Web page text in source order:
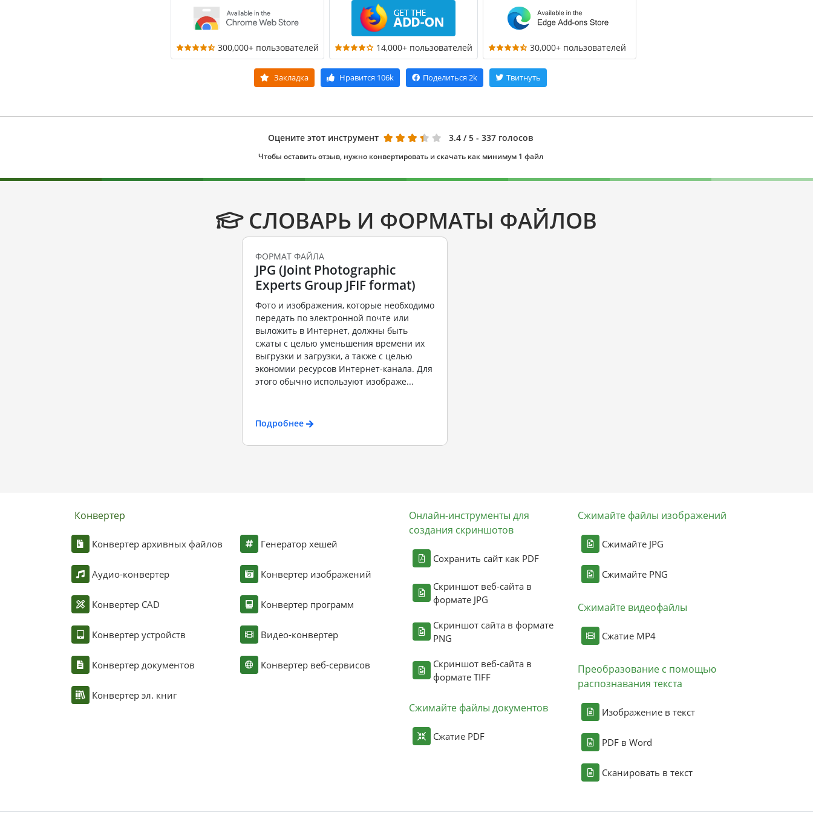
300,000+ пользователей 14,000+ пользователей 30,000+ пользователей
Закладка Нравится 106k Поделиться 2k Твитнуть
Оцените этот инструмент 3.4 / 5 - 337 голосов
Чтобы оставить отзыв, нужно конвертировать и скачать как минимум 1 файл
СЛОВАРЬ И ФОРМАТЫ ФАЙЛОВ
ФОРМАТ ФАЙЛА
JPG (Joint Photographic
Experts Group JFIF format)
Фото и изображения, которые необходимо
передать по электронной почте или
выложить в Интернет, должны быть
сжаты с целью уменьшения времени их
выгрузки и загрузки, а также с целью
экономии ресурсов Интернет-канала. Для
этого обычно используют изображе...
Подробнее
Конвертер
Конвертер архивных файлов
Аудио-конвертер
Конвертер CAD
Конвертер устройств
Конвертер документов
Конвертер эл. книг
Генератор хешей
Конвертер изображений
Конвертер программ
Видео-конвертер
Конвертер веб-сервисов
Онлайн-инструменты для
создания скриншотов
Сохранить сайт как PDF
Скриншот веб-сайта в
формате JPG
Скриншот сайта в формате
PNG
Скриншот веб-сайта в
формате TIFF
Сжимайте файлы документов
Сжатие PDF
Сжимайте файлы изображений
Сжимайте JPG
Сжимайте PNG
Сжимайте видеофайлы
Сжатие MP4
Преобразование с помощью
распознавания текста
Изображение в текст
PDF в Word
Сканировать в текст